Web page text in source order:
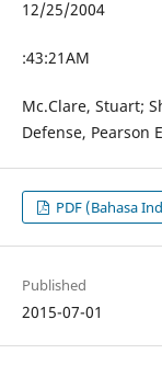
12/25/2004
:43:21AM
Mc.Clare, Stuart;
Defense, Pearson
PDF (Bahasa
Published
2015-07-01